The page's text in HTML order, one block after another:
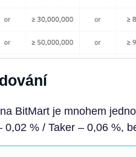
BitMart je mnohem
0,02 % / Taker – 0,06 %,